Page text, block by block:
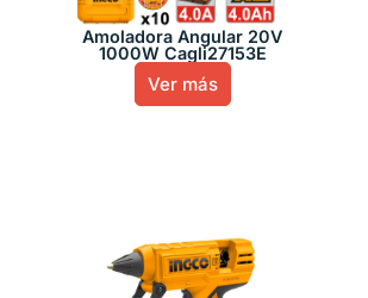
Amoladora Angular 20V
1000W Cagli27153E
Ver más